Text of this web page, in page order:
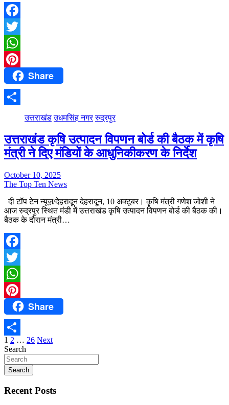
Facebook
Twitter
WhatsApp
PinterestShare
उत्तराखंड उधमसिंह नगर रुद्रपुर
उत्तराखंड कृषि उत्पादन विपणन बोर्ड की बैठक में कृषि
मंत्री ने दिए मंडियों के आधुनिकीकरण के निर्देश
October 10, 2025
The Top Ten News
दी टॉप टेन न्यूज़/देहरादून देहरादून, 10 अक्टूबर। कृषि मंत्री गणेश जोशी ने
आज रुद्रपुर स्थित मंडी में उत्तराखंड कृषि उत्पादन विपणन बोर्ड की बैठक की।
बैठक के दौरान मंत्री…
Facebook
Twitter
WhatsApp
PinterestShare
Share
Posts
pagination
1 2 … 26 Next
Search
Search
Recent Posts